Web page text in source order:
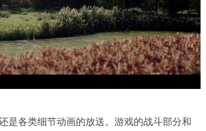
是各类细节动画的放送。游戏的战斗部分和